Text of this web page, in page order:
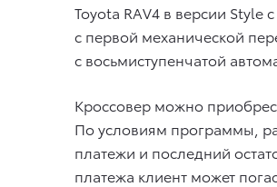
Toyota RAV4 в версии Style
с первой механической
с восьмиступенчатой
Кроссовер можно
По условиям программы,
платежи и последний
платежа клиент может